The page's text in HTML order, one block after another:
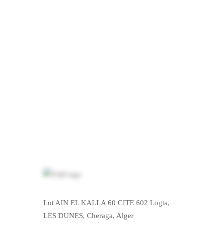
Lot AIN EL KALLA 60 CITE 602 Logts,
LES DUNES, Cheraga, Alger